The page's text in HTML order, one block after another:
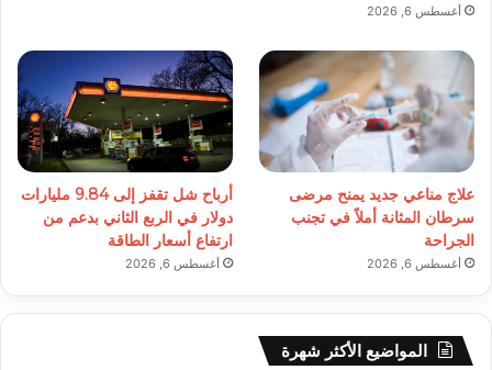
أغسطس 6, 2026
علاج مناعي جديد يمنح مرضى
سرطان المثانة أملاً في تجنب
الجراحة
أغسطس 6, 2026
أرباح شل تقفز إلى 9.84 مليارات
دولار في الربع الثاني بدعم من
ارتفاع أسعار الطاقة
أغسطس 6, 2026
المواضيع الأكثر شهرة